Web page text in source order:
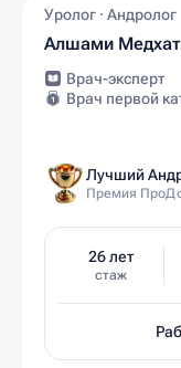
Уролог · Андролог
Алшами
Врач-эксперт
Врач первой
Лучший
Премия
26 лет
стаж